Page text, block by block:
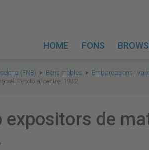
HOME FONS
(FNB) Béns mobles
Embarcacions i
Pepito al centre. 1932.
de